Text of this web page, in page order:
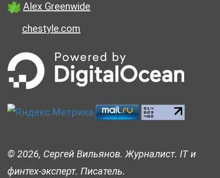
Alex Greenwide
chestyle.com
© 2026, Сергей Вильянов. Журналист. IT и
финтех-эксперт. Писатель.